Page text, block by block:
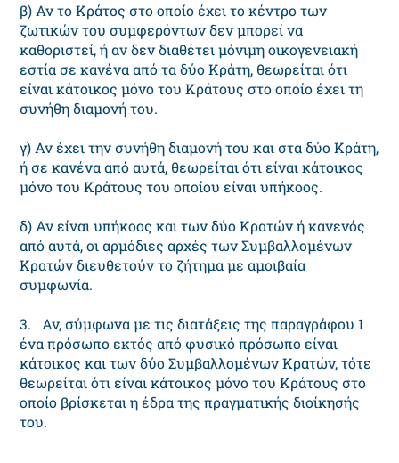
β) Αν το Κράτος στο οποίο έχει το κέντρο των
ζωτικών του συμφερόντων δεν μπορεί να
καθοριστεί, ή αν δεν διαθέτει μόνιμη οικογενειακή
εστία σε κανένα από τα δύο Κράτη, θεωρείται ότι
είναι κάτοικος μόνο του Κράτους στο οποίο έχει τη
συνήθη διαμονή του.
γ) Αν έχει την συνήθη διαμονή του και στα δύο Κράτη,
ή σε κανένα από αυτά, θεωρείται ότι είναι κάτοικος
μόνο του Κράτους του οποίου είναι υπήκοος.
δ) Αν είναι υπήκοος και των δύο Κρατών ή κανενός
από αυτά, οι αρμόδιες αρχές των Συμβαλλομένων
Κρατών διευθετούν το ζήτημα με αμοιβαία
συμφωνία.
3. Αν, σύμφωνα με τις διατάξεις της παραγράφου 1
ένα πρόσωπο εκτός από φυσικό πρόσωπο είναι
κάτοικος και των δύο Συμβαλλομένων Κρατών, τότε
θεωρείται ότι είναι κάτοικος μόνο του Κράτους στο
οποίο βρίσκεται η έδρα της πραγματικής διοίκησής
του.